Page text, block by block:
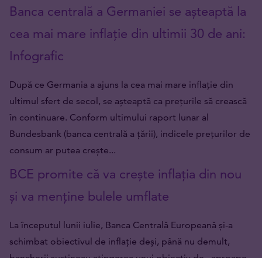
Banca centrală a Germaniei se așteaptă la
cea mai mare inflație din ultimii 30 de ani:
Infografic
După ce Germania a ajuns la cea mai mare inflație din
ultimul sfert de secol, se așteaptă ca prețurile să crească
în continuare. Conform ultimului raport lunar al
Bundesbank (banca centrală a țării), indicele prețurilor de
consum ar putea crește...
BCE promite că va crește inflația din nou
și va menține bulele umflate
La începutul lunii iulie, Banca Centrală Europeană și-a
schimbat obiectivul de inflație deși, până nu demult,